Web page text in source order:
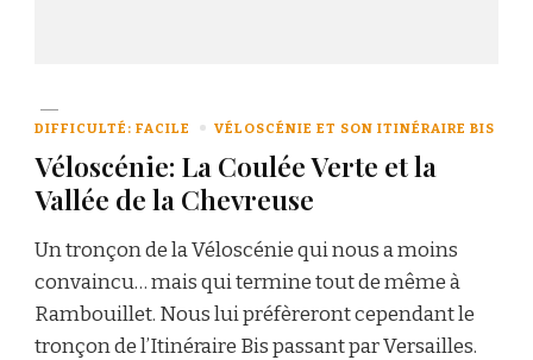
DIFFICULTÉ: FACILE VÉLOSCÉNIE ET SON ITINÉRAIRE BIS
Véloscénie: La Coulée Verte et la
Vallée de la Chevreuse
Un tronçon de la Véloscénie qui nous a moins
convaincu… mais qui termine tout de même à
Rambouillet. Nous lui préfèreront cependant le
tronçon de l’Itinéraire Bis passant par Versailles.